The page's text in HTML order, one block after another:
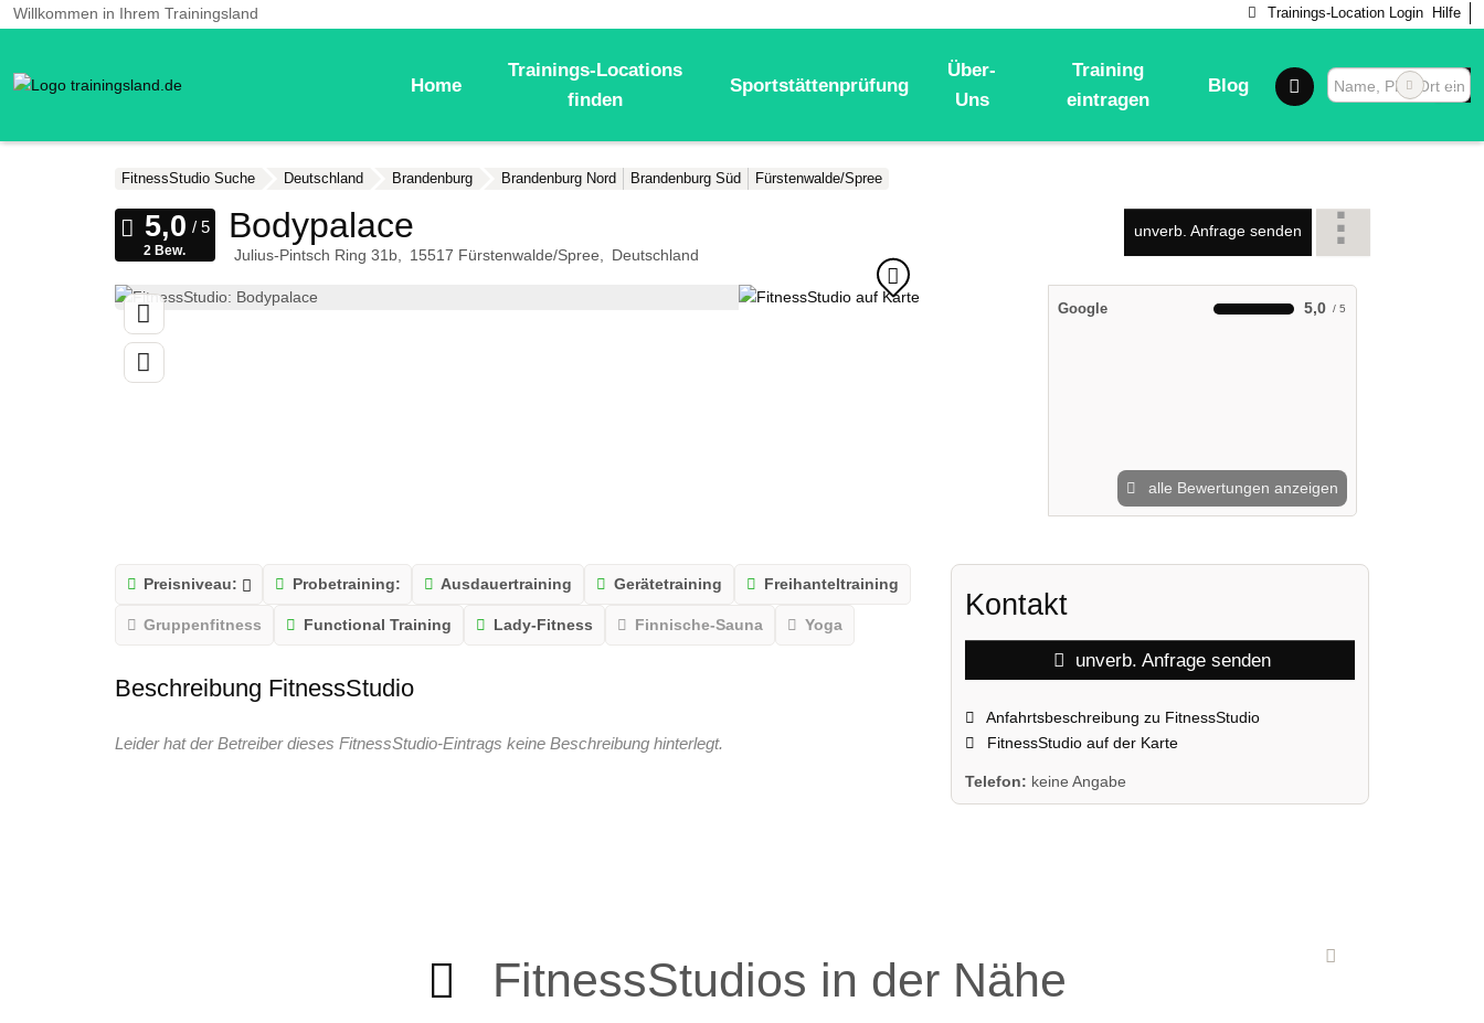
Willkommen in Ihrem Trainingsland Trainings-Location Login Hilfe
Home
Trainings-Locations
finden
Sportstättenprüfung
Über-
Uns
Training
eintragen
Blog
FitnessStudio Suche Deutschland Brandenburg Brandenburg Nord Brandenburg Süd Fürstenwalde/Spree
Bodypalace
Julius-Pintsch Ring 31b 15517 Fürstenwalde/Spree Deutschland
unverb. Anfrage senden
2 Bew.
Google 5,0
alle Bewertungen anzeigen
Preisniveau: Probetraining: Ausdauertraining Gerätetraining Freihanteltraining
Gruppenfitness Functional Training Lady-Fitness Finnische-Sauna Yoga
Beschreibung FitnessStudio
Leider hat der Betreiber dieses FitnessStudio-Eintrags keine Beschreibung hinterlegt.
Kontakt
unverb. Anfrage senden
Anfahrtsbeschreibung zu FitnessStudio
FitnessStudio auf der Karte
Telefon: keine Angabe
FitnessStudios in der Nähe